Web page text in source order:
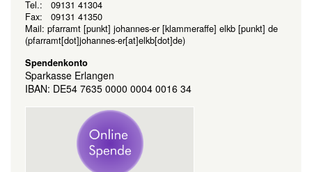
Tel.: 09131 41304
Fax: 09131 41350
Mail: pfarramt [punkt] johannes-er [klammeraffe] elkb [punkt] de
(pfarramt[dot]johannes-er[at]elkb[dot]de)
Spendenkonto
Sparkasse Erlangen
IBAN: DE54 7635 0000 0004 0016 34